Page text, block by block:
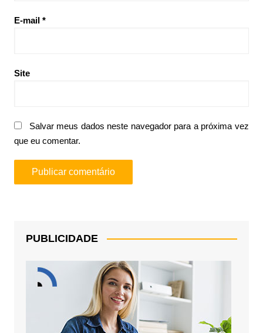
E-mail *
Site
Salvar meus dados neste navegador para a próxima vez
que eu comentar.
PUBLICIDADE